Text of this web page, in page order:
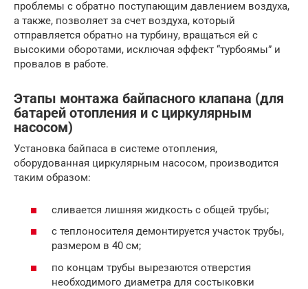
проблемы с обратно поступающим давлением воздуха,
а также, позволяет за счет воздуха, который
отправляется обратно на турбину, вращаться ей с
высокими оборотами, исключая эффект “турбоямы” и
провалов в работе.
Этапы монтажа байпасного клапана (для
батарей отопления и с циркулярным
насосом)
Установка байпаса в системе отопления,
оборудованная циркулярным насосом, производится
таким образом:
сливается лишняя жидкость с общей трубы;
с теплоносителя демонтируется участок трубы,
размером в 40 см;
по концам трубы вырезаются отверстия
необходимого диаметра для состыковки